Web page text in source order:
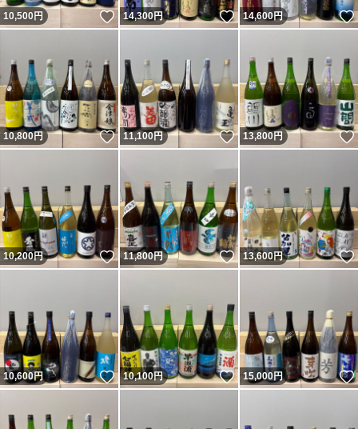
10,500円 いいね！
14,300円 いいね！
14,600円
10,800円 いいね！
11,100円 いいね！
13,800円
10,200円 いいね！
11,800円 いいね！
13,600円
10,600円 いいね！
10,100円 いいね！
15,000円